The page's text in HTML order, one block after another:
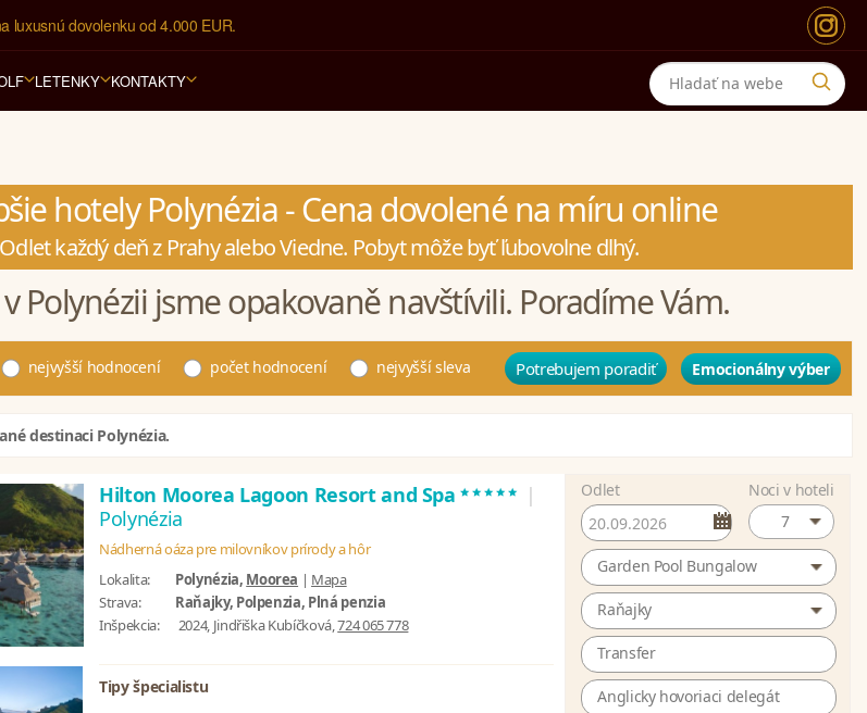
luxusnú dovolenku od 4.000 EUR.
LETENKY KONTAKTY
hotely Polynézia - Cena dovolené na míru online
Odlet každý deň z Prahy alebo Viedne. Pobyt môže byť ľubovolne dlhý.
Polynézii jsme opakovaně navštívili. Poradíme Vám.
nejvyšší hodnocení počet hodnocení nejvyšší sleva Potrebujem poradiť Emocionálny výber
destinaci Polynézia.
Hilton Moorea Lagoon Resort and Spa***** |
Polynézia
Nádherná oáza pre milovníkov prírody a hôr
Lokalita:
Polynézia, Moorea | Mapa
Strava:
Raňajky, Polpenzia, Plná penzia
Inšpekcia:
2024, Jindřiška Kubíčková,724 065 778
Tipy špecialistu
Odlet
Noci v hoteli
7
Garden Pool Bungalow
Raňajky
Transfer
Anglicky hovoriaci delegát